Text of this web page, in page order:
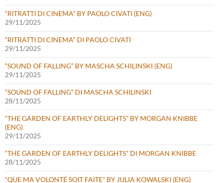
“RITRATTI DI CINEMA” BY PAOLO CIVATI (ENG)
29/11/2025
“RITRATTI DI CINEMA” DI PAOLO CIVATI
29/11/2025
“SOUND OF FALLING” BY MASCHA SCHILINSKI (ENG)
29/11/2025
“SOUND OF FALLING” DI MASCHA SCHILINSKI
28/11/2025
“THE GARDEN OF EARTHLY DELIGHTS” BY MORGAN KNIBBE
(ENG)
29/11/2025
“THE GARDEN OF EARTHLY DELIGHTS” DI MORGAN KNIBBE
28/11/2025
“QUE MA VOLONTÉ SOIT FAITE” BY JULIA KOWALSKI (ENG)